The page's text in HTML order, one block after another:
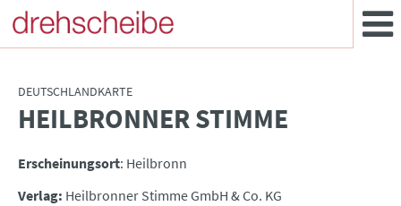
DEUTSCHLANDKARTE
:HEILBRONNER STIMME
Erscheinungsort: Heilbronn
Verlag: Heilbronner Stimme GmbH & Co. KG